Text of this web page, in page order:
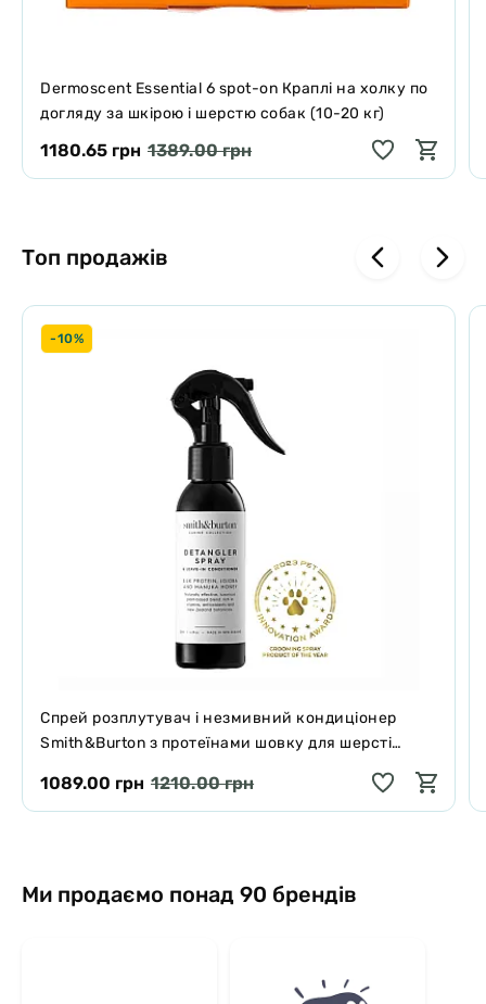
Dermoscent Essential 6 spot-on Краплі на холку по
догляду за шкірою і шерстю собак (10-20 кг)
1180.65 грн 1389.00 грн
Топ продажів
-10%
Спрей розплутувач і незмивний кондиціонер
Smith&Burton з протеїнами шовку для шерсті
1089.00 грн 1210.00 грн
Ми продаємо понад 90 брендів